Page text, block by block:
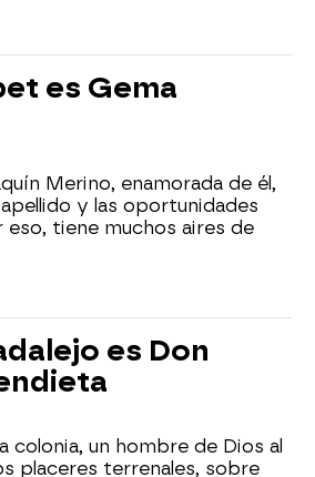
es Gema
Merino, enamorada de él,
y las oportunidades
eso, tiene muchos aires de
es Don
colonia, un hombre de Dios al
placeres terrenales, sobre